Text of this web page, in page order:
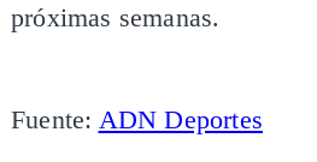
próximas semanas.
Fuente: ADN Deportes